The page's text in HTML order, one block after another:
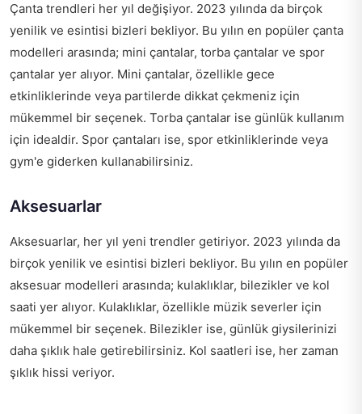
Çanta trendleri her yıl değişiyor. 2023 yılında da birçok
yenilik ve esintisi bizleri bekliyor. Bu yılın en popüler çanta
modelleri arasında; mini çantalar, torba çantalar ve spor
çantalar yer alıyor. Mini çantalar, özellikle gece
etkinliklerinde veya partilerde dikkat çekmeniz için
mükemmel bir seçenek. Torba çantalar ise günlük kullanım
için idealdir. Spor çantaları ise, spor etkinliklerinde veya
gym'e giderken kullanabilirsiniz.
Aksesuarlar
Aksesuarlar, her yıl yeni trendler getiriyor. 2023 yılında da
birçok yenilik ve esintisi bizleri bekliyor. Bu yılın en popüler
aksesuar modelleri arasında; kulaklıklar, bilezikler ve kol
saati yer alıyor. Kulaklıklar, özellikle müzik severler için
mükemmel bir seçenek. Bilezikler ise, günlük giysilerinizi
daha şıklık hale getirebilirsiniz. Kol saatleri ise, her zaman
şıklık hissi veriyor.